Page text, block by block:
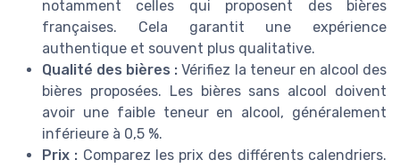
notamment celles qui proposent des bières
françaises. Cela garantit une expérience
authentique et souvent plus qualitative.
Qualité des bières : Vérifiez la teneur en alcool des
bières proposées. Les bières sans alcool doivent
avoir une faible teneur en alcool, généralement
inférieure à 0,5 %.
Prix : Comparez les prix des différents calendriers.